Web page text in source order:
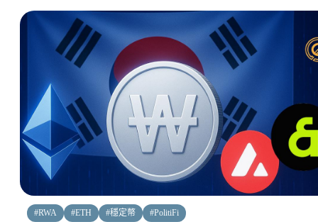
#RWA #ETH #穩定幣 #PolitiFi